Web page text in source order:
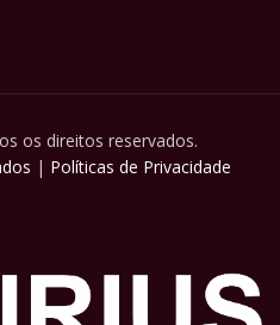
os direitos reservados.
| Políticas de Privacidade